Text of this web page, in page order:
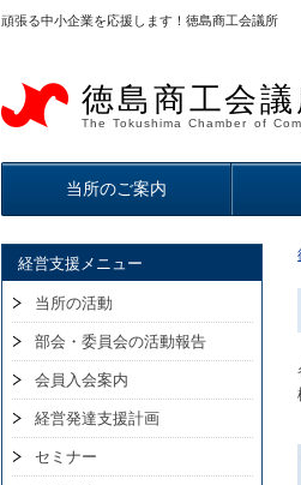
頑張る中小企業を応援します！徳島商工会議所
徳島商工会議
The Tokushima Chamber of
当所のご案内
経営支援メニュー
当所の活動
部会・委員会の活動報告
会員入会案内
経営発達支援計画
セミナー